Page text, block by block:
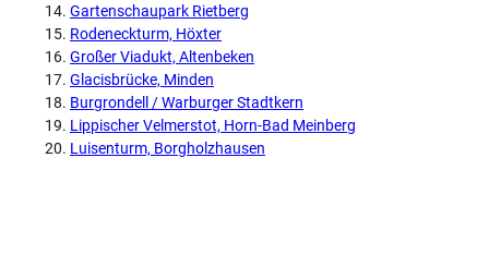
Gartenschaupark Rietberg
Rodeneckturm, Höxter
Großer Viadukt, Altenbeken
Glacisbrücke, Minden
Burgrondell / Warburger Stadtkern
Lippischer Velmerstot, Horn-Bad Meinberg
Luisenturm, Borgholzhausen